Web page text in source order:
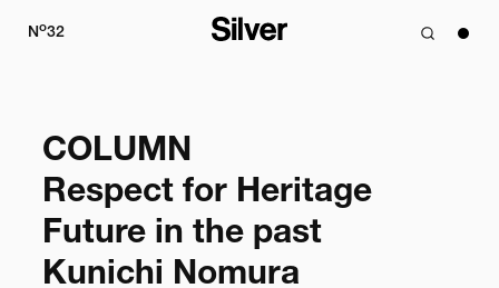
No32
COLUMN
Respect for Heritage
Future in the past
Kunichi Nomura